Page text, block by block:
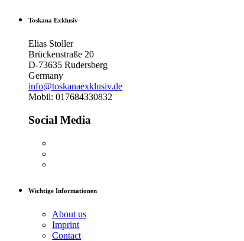
Toskana Exklusiv
Elias Stoller
Brückenstraße 20
D-73635 Rudersberg
Germany
info@toskanaexklusiv.de
Mobil: 017684330832
Social Media
Wichtige Informationen
About us
Imprint
Contact